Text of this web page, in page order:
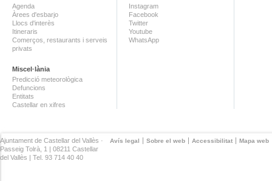
Agenda
Àrees d'esbarjo
Llocs d'interès
Itineraris
Comerços, restaurants i serveis
privats
Miscel·lània
Predicció meteorològica
Defuncions
Entitats
Castellar en xifres
Instagram
Facebook
Twitter
Youtube
WhatsApp
Avís legal Sobre el web Accessibilitat Mapa web
Ajuntament de Castellar del Vallès ·
Passeig Tolrà, 1 | 08211 Castellar
del Vallès | Tel. 93 714 40 40